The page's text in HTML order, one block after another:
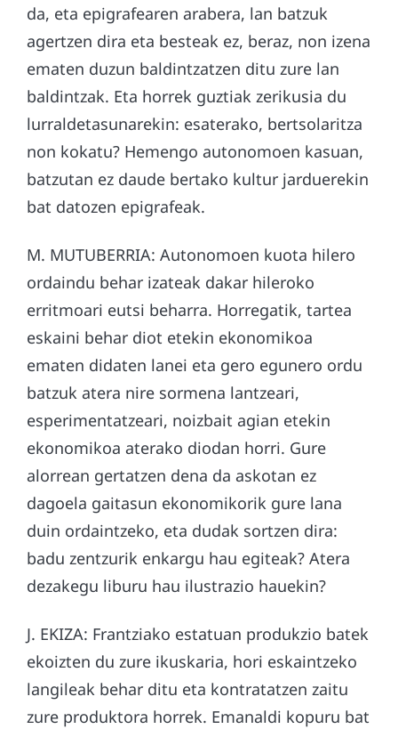
da, eta epigrafearen arabera, lan batzuk
agertzen dira eta besteak ez, beraz, non izena
ematen duzun baldintzatzen ditu zure lan
baldintzak. Eta horrek guztiak zerikusia du
lurraldetasunarekin: esaterako, bertsolaritza
non kokatu? Hemengo autonomoen kasuan,
batzutan ez daude bertako kultur jarduerekin
bat datozen epigrafeak.
M. MUTUBERRIA: Autonomoen kuota hilero
ordaindu behar izateak dakar hileroko
erritmoari eutsi beharra. Horregatik, tartea
eskaini behar diot etekin ekonomikoa
ematen didaten lanei eta gero egunero ordu
batzuk atera nire sormena lantzeari,
esperimentatzeari, noizbait agian etekin
ekonomikoa aterako diodan horri. Gure
alorrean gertatzen dena da askotan ez
dagoela gaitasun ekonomikorik gure lana
duin ordaintzeko, eta dudak sortzen dira:
badu zentzurik enkargu hau egiteak? Atera
dezakegu liburu hau ilustrazio hauekin?
J. EKIZA: Frantziako estatuan produkzio batek
ekoizten du zure ikuskaria, hori eskaintzeko
langileak behar ditu eta kontratatzen zaitu
zure produktora horrek. Emanaldi kopuru bat